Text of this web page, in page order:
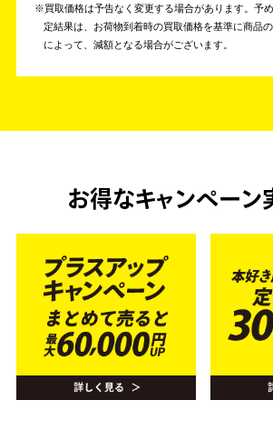
買取価格は予告なく変更する場合があります。予
定結果は、お荷物到着時の買取価格を基準に商品
によって、減額となる場合がございます。
お得なキャンペーン